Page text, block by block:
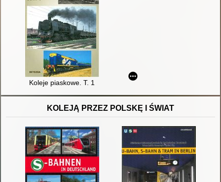
Koleje piaskowe. T. 1
KOLEJĄ PRZEZ POLSKĘ I ŚWIAT